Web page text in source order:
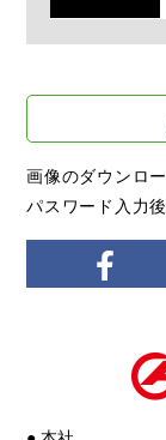
画像のダウンロ
パスワード入力